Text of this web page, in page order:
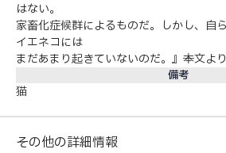
はない。
家畜化症候群によるものだ。しかし、自
イエネコには
まだあまり起きていないのだ。』──本文より
備考
猫
その他の詳細情報